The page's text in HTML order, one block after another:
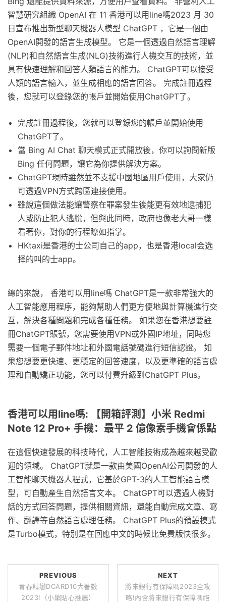
智慧研究組織 OpenAI 在 11 香港可以用line嗎2023 月 30
日宣布推出新型聊天機器人模型 ChatGPT ，它是一個由
OpenAI開發的語言生成模型。 它是一個透過自然語言理解
(NLP)和自然語言生成(NLG)技術進行人機交互的技術，並
具有快速理解和回答人類語言的能力。 ChatGPT可以接受
人類的語言輸入，並生成相應的語言回答。 完成註冊過程
後，您就可以登錄您的帳戶並開始使用ChatGPT了。
完成註冊過程後，您就可以登錄您的帳戶並開始使用
ChatGPT了。
當 Bing AI Chat 聊天模式正式開放後，你可以詢問新版
Bing 任何問題，讓它為你提供解決方案。
ChatGPT現時雖然並不支援中國地區用戶使用，大家仍
可透過VPN方式跨區連接使用。
雖說這個做法能讓警察在罪案發生後能更有效地逮捕犯
人或防止犯人逃脫，但與此同時，政府也像老大哥一樣
看著你，對你的行程瞭如指掌。
HKtaxi是香港的士公司自己的app，也是香港local会选
择的叫的士app。
總的來說， 香港可以用line嗎 ChatGPT是一款非常強大的
人工智能應用程序，能夠幫助人們更方便地與計算機進行交
互，解決各種問題和完成各種任務。 如果您在香港想要註
冊ChatGPT賬號，您需要使用VPN或外國IP地址，同時您
需要一個電子郵件地址和外國電話號碼進行短信認證。 如
果您想要更快速、更穩定的回答速度，以及更準確的語言處
理和自動矯正功能，您可以付費升級到ChatGPT Plus。
香港可以用line嗎: 【開箱評測】小米 Redmi
Note 12 Pro+ 手機：最平 2 億像素手機會係點
在這個快速發展的科技時代，人工智能技術成為越來越受歡
迎的領域。 ChatGPT就是一款由美國OpenAI公司開發的人
工智能聊天機器人程式，它基於GPT-3的人工智能語言模
型，可自動產生自然語言文本。 ChatGPT可以透過人機對
話的方式回答問題，提供相關資訊，還能自動完成文章、寫
作、翻譯等自然語言處理任務。 ChatGPT Plus的預設模式
是Turbo模式，特別是在回應中文的時候比免費版快很多。
PREVIOUS
青春弒戀DCARD10大著數
2023!（小編貼心推薦）
NEXT
將來銀行有保障嗎2023全攻
略!內含將來銀行有保障嗎絕